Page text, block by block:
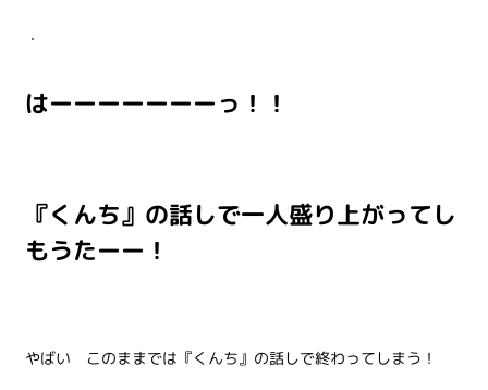
・
はーーーーーーーっ！！
『くんち』の話しで一人盛り上がってし
もうたーー！
やばい このままでは『くんち』の話しで終わってしまう！